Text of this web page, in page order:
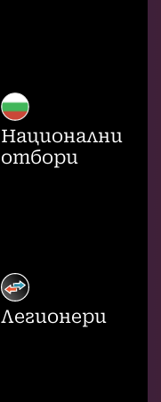
Национални
отбори
Легионери